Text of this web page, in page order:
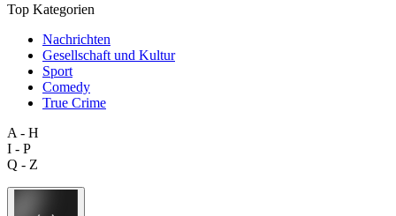
Top Kategorien
Nachrichten
Gesellschaft und Kultur
Sport
Comedy
True Crime
A - H
I - P
Q - Z